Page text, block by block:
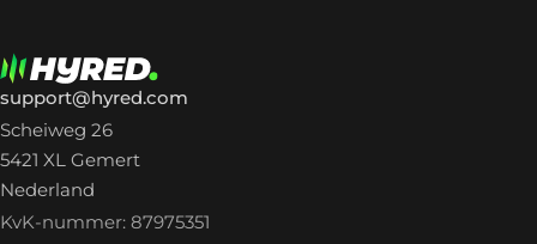
support@hyred.com
Scheiweg 26
5421 XL Gemert
Nederland
KvK-nummer: 87975351